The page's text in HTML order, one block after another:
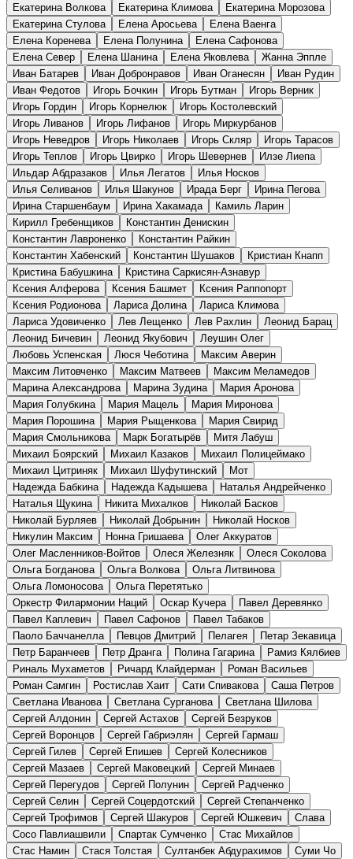
Екатерина Волкова
Екатерина Климова
Екатерина Морозова
Екатерина Стулова
Елена Аросьева
Елена Ваенга
Елена Коренева
Елена Полунина
Елена Сафонова
Елена Север
Елена Шанина Елена Яковлева
Жанна Эппле
Иван Батарев
Иван Добронравов Иван Оганесян
Иван Рудин
Иван Федотов
Игорь Бочкин Игорь Бутман
Игорь Верник
Игорь Гордин
Игорь Корнелюк
Игорь Костолевский
Игорь Ливанов
Игорь Лифанов
Игорь Миркурбанов
Игорь Неведров
Игорь Николаев Игорь Скляр
Игорь Тарасов
Игорь Теплов
Игорь Цвирко Игорь Шевернев
Илзе Лиепа
Ильдар Абдразаков
Илья Легатов
Илья Носков
Илья Селиванов
Илья Шакунов Ирада Берг
Ирина Пегова
Ирина Старшенбаум
Ирина Хакамада
Камиль Ларин
Кирилл Гребенщиков
Константин Денискин
Константин Лавроненко
Константин Райкин
Константин Хабенский
Константин Шушаков
Кристиан Кнапп
Кристина Бабушкина
Кристина Саркисян-Азнавур
Ксения Алферова
Ксения Башмет
Ксения Раппопорт
Ксения Родионова
Лариса Долина
Лариса Климова
Лариса Удовиченко
Лев Лещенко Лев Рахлин
Леонид Барац
Леонид Бичевин
Леонид Якубович
Леушин Олег
Любовь Успенская
Люся Чеботина
Максим Аверин
Максим Литовченко
Максим Матвеев
Максим Меламедов
Марина Александрова
Марина Зудина
Мария Аронова
Мария Голубкина
Мария Мацель
Мария Миронова
Мария Порошина
Мария Рыщенкова
Мария Свирид
Мария Смольникова
Марк Богатырёв
Митя Лабуш
Михаил Боярский
Михаил Казаков
Михаил Полицеймако
Михаил Цитриняк
Михаил Шуфутинский
Мот
Надежда Бабкина
Надежда Кадышева
Наталья Андрейченко
Наталья Щукина
Никита Михалков
Николай Басков
Николай Бурляев
Николай Добрынин
Николай Носков
Никулин Максим
Нонна Гришаева
Олег Аккуратов
Олег Масленников-Войтов
Олеся Железняк
Олеся Соколова
Ольга Богданова
Ольга Волкова
Ольга Литвинова
Ольга Ломоносова
Ольга Перетятько
Оркестр Филармонии Наций
Оскар Кучера
Павел Деревянко
Павел Каплевич
Павел Сафонов
Павел Табаков
Паоло Баччанелла
Певцов Дмитрий Пелагея
Петар Зекавица
Петр Баранчеев
Петр Дранга Полина Гагарина
Рамиз Кялбиев
Риналь Мухаметов
Ричард Клайдерман
Роман Васильев
Роман Самгин
Ростислав Хаит Сати Спивакова
Саша Петров
Светлана Иванова
Светлана Сурганова
Светлана Шилова
Сергей Алдонин
Сергей Астахов
Сергей Безруков
Сергей Воронцов
Сергей Габриэлян
Сергей Гармаш
Сергей Гилев
Сергей Епишев
Сергей Колесников
Сергей Мазаев
Сергей Маковецкий
Сергей Минаев
Сергей Перегудов
Сергей Полунин
Сергей Радченко
Сергей Селин
Сергей Соцердотский
Сергей Степанченко
Сергей Трофимов
Сергей Шакуров Сергей Юшкевич
Слава
Сосо Павлиашвили
Спартак Сумченко
Стас Михайлов
Стас Намин
Стася Толстая Султанбек Абдурахимов Суми Чо